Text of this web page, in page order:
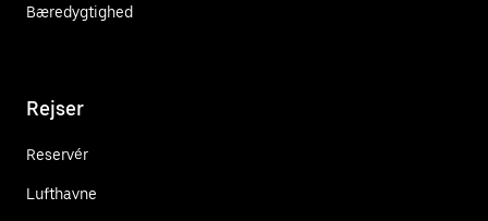
Bæredygtighed
Rejser
Reservér
Lufthavne